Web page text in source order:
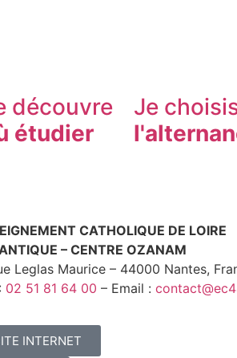
découvre
étudier
Je
CATHOLIQUE DE LOIRE
– CENTRE OZANAM
Leglas Maurice – 44000 Nantes,
02 51 81 64 00 – Email :
INTERNET